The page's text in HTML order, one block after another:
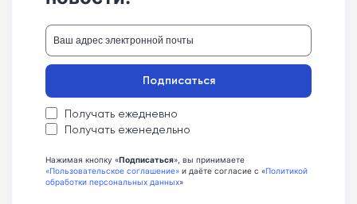
Получать ежедневно
Получать еженедельно
Подписаться
Нажимая кнопку «Подписаться», вы принимаете
«Пользовательское соглашение» и даёте согласие с «Политикой
обработки персональных данных»